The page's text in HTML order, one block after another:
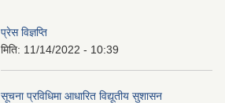
प्रेस विज्ञप्ति
मिति: 11/14/2022 - 10:39
सूचना प्रविधिमा आधारित विद्यूतीय सुशासन